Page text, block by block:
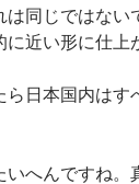
は同じではない
に近い形に仕上
ら日本国内はす
いへんですね。